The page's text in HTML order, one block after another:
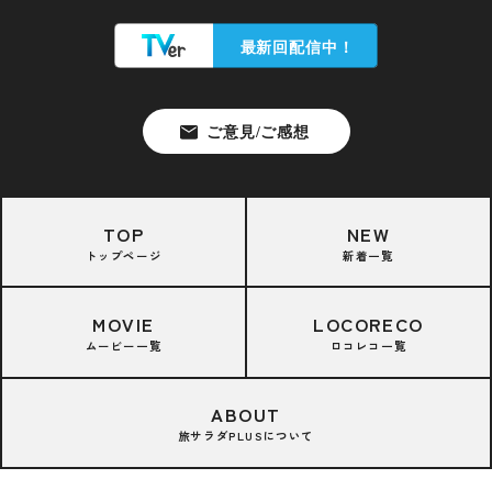
TOP
トップページ
NEW
新着一覧
MOVIE
ムービー一覧
LOCORECO
ロコレコ一覧
ABOUT
旅サラダPLUSについて